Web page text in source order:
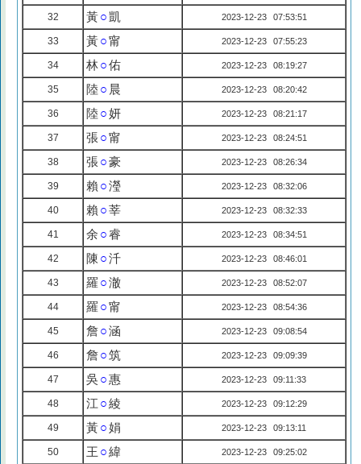
32 黃○凱 2023-12-23 07:53:51
33 黃○甯 2023-12-23 07:55:23
34 林○佑 2023-12-23 08:19:27
35 陸○ 晨 2023-12-23 08:20:42
36 陸○妍 2023-12-23 08:21:17
37 張○甯 2023-12-23 08:24:51
38 張○豪 2023-12-23 08:26:34
39 賴 ○瀅 2023-12-23 08:32:06
40 賴 ○莘 2023-12-23 08:32:33
41 余 ○睿 2023-12-23 08:34:51
42 陳 ○汘 2023-12-23 08:46:01
43 羅 ○澈 2023-12-23 08:52:07
44 羅 ○甯 2023-12-23 08:54:36
45 詹○涵 2023-12-23 09:08:54
46 詹○筑 2023-12-23 09:09:39
47 吳 ○惠 2023-12-23 09:11:33
48 江 ○綾 2023-12-23 09:12:29
49 黃○娟 2023-12-23 09:13:11
50 王 ○緯 2023-12-23 09:25:02